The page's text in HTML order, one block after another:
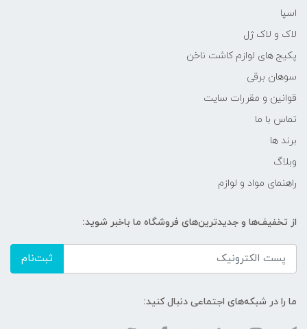
اسپا
لاک و لاک ژل
پکیج های لوازم کاشت ناخن
سوهان برقی
قوانین و مقررات سایت
تماس با ما
برند ها
وبلاگ
راهنمای مواد و لوازم
از تخفیف‌ها و جدیدترین‌های فروشگاه ما باخبر شوید:
ثبت‌نام
ما را در شبکه‌های اجتماعی دنبال کنید: